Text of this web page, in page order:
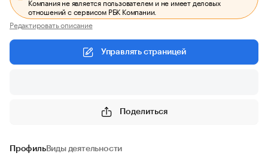
отношений с сервисом РБК Компании.
Редактировать описание
Управлять страницей
Поделиться
ПрофильВиды деятельности